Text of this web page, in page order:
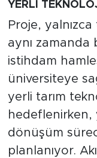
YERLİ
Proje,
aynı zamanda
istihdam
üniversiteye
yerli tarım
hedeflenirken,
dönüşüm
planlanıyor.